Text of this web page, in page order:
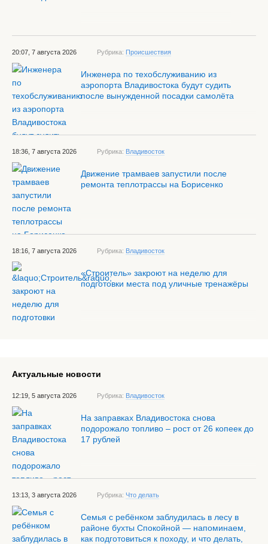
20:07, 7 августа 2026 Рубрика: Происшествия
Инженера по техобслуживанию из
аэропорта Владивостока будут судить
после вынужденной посадки самолёта
18:36, 7 августа 2026 Рубрика: Владивосток
Движение трамваев запустили после
ремонта теплотрассы на Борисенко
18:16, 7 августа 2026 Рубрика: Владивосток
«Строитель» закроют на неделю для
подготовки места под уличные тренажёры
Актуальные новости
12:19, 5 августа 2026 Рубрика: Владивосток
На заправках Владивостока снова
подорожало топливо – рост от 26 копеек до
17 рублей
13:13, 3 августа 2026 Рубрика: Что делать
Семья с ребёнком заблудилась в лесу в
районе бухты Спокойной — напоминаем,
как подготовиться к походу, и что делать,